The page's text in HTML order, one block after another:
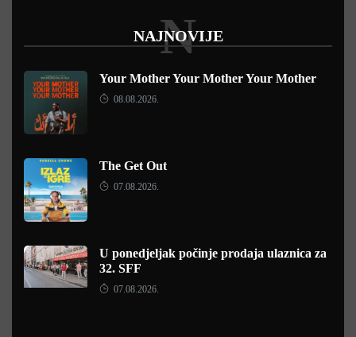
NAJNOVIJE
N
Your Mother Your Mother Your Mother
08.08.2026.
The Get Out
07.08.2026.
U ponedjeljak počinje prodaja ulaznica za
32. SFF
07.08.2026.